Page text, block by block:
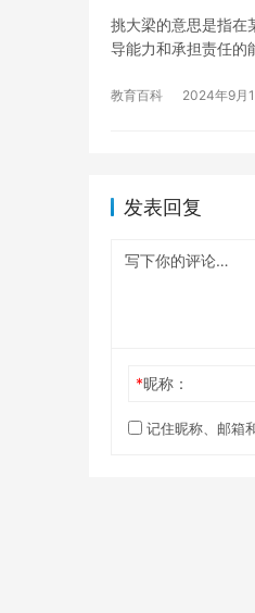
挑大梁的意思是指在
导能力和承担责任的
教育百科 2024年9月
发表回复
*昵称：
记住昵称、邮箱